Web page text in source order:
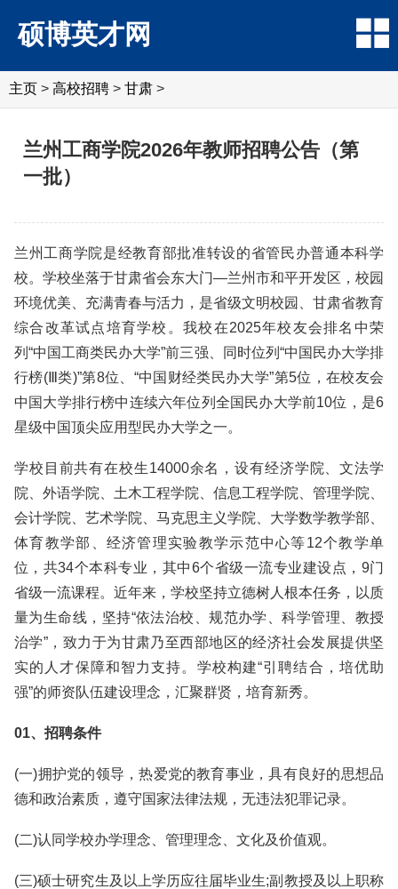
硕博英才网
主页 > 高校招聘 > 甘肃 >
兰州工商学院2026年教师招聘公告（第
一批）
兰州工商学院是经教育部批准转设的省管民办普通本科学
校。学校坐落于甘肃省会东大门—兰州市和平开发区，校园
环境优美、充满青春与活力，是省级文明校园、甘肃省教育
综合改革试点培育学校。我校在2025年校友会排名中荣
列“中国工商类民办大学”前三强、同时位列“中国民办大学排
行榜(Ⅲ类)”第8位、“中国财经类民办大学”第5位，在校友会
中国大学排行榜中连续六年位列全国民办大学前10位，是6
星级中国顶尖应用型民办大学之一。
学校目前共有在校生14000余名，设有经济学院、文法学
院、外语学院、土木工程学院、信息工程学院、管理学院、
会计学院、艺术学院、马克思主义学院、大学数学教学部、
体育教学部、经济管理实验教学示范中心等12个教学单
位，共34个本科专业，其中6个省级一流专业建设点，9门
省级一流课程。近年来，学校坚持立德树人根本任务，以质
量为生命线，坚持“依法治校、规范办学、科学管理、教授
治学”，致力于为甘肃乃至西部地区的经济社会发展提供坚
实的人才保障和智力支持。学校构建“引聘结合，培优助
强”的师资队伍建设理念，汇聚群贤，培育新秀。
01、招聘条件
(一)拥护党的领导，热爱党的教育事业，具有良好的思想品
德和政治素质，遵守国家法律法规，无违法犯罪记录。
(二)认同学校办学理念、管理理念、文化及价值观。
(三)硕士研究生及以上学历应往届毕业生;副教授及以上职称